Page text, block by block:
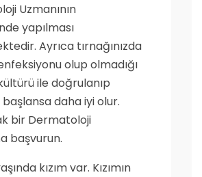
Uzmanının
yapılması
Ayrıca tırnağınızda
olup olmadığı
ile doğrulanıp
daha iyi olur.
bir Dermatoloji
başvurun.
kızım var. Kızımın